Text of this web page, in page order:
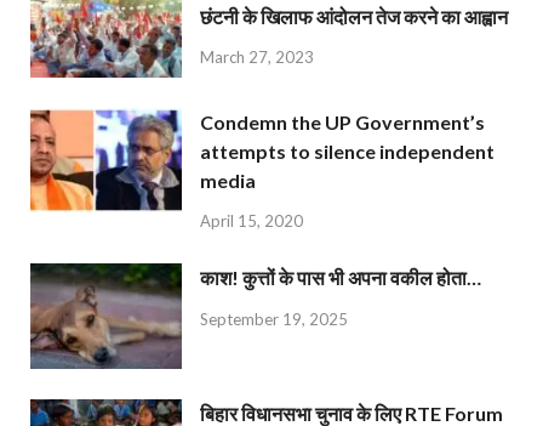
छंटनी के खिलाफ आंदोलन तेज करने का आह्वान
March 27, 2023
Condemn the UP Government’s
attempts to silence independent
media
April 15, 2020
काश! कुत्तों के पास भी अपना वकील होता…
September 19, 2025
बिहार विधानसभा चुनाव के लिए RTE Forum